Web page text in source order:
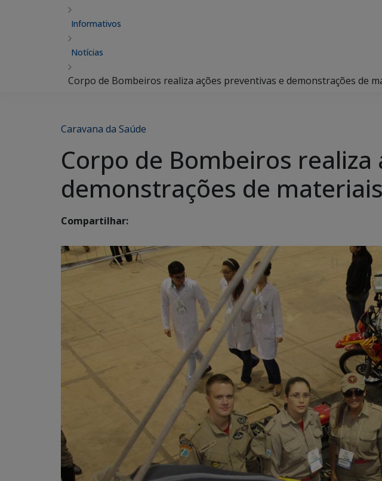
Informativos
Notícias
Corpo de Bombeiros realiza ações preventivas e demonstrações de
Caravana da Saúde
Corpo de Bombeiros
demonstrações de
Compartilhar: